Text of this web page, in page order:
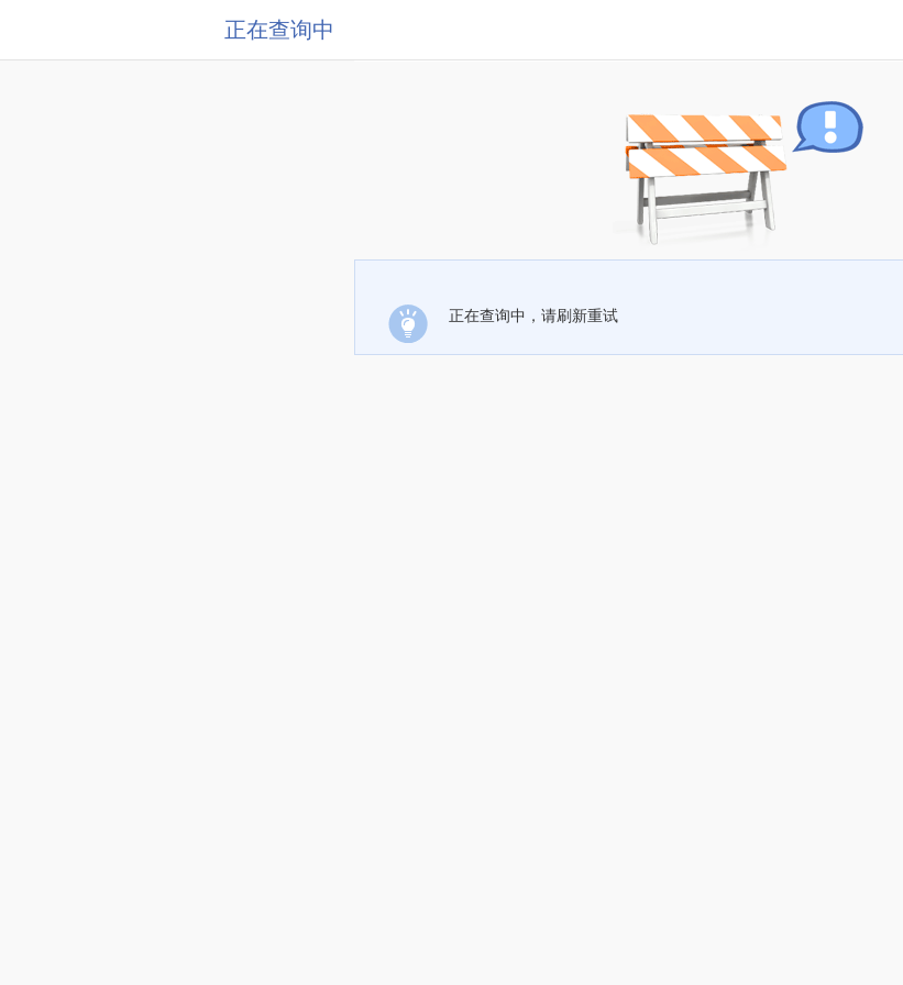
正在查询中
正在查询中，请刷新重试